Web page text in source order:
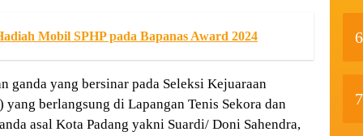
Mobil SPHP pada Bapanas Award 2024
ganda yang bersinar pada Seleksi Kejuaraan
berlangsung di Lapangan Tenis Sekora dan
asal Kota Padang yakni Suardi/ Doni Sahendra,
6
7